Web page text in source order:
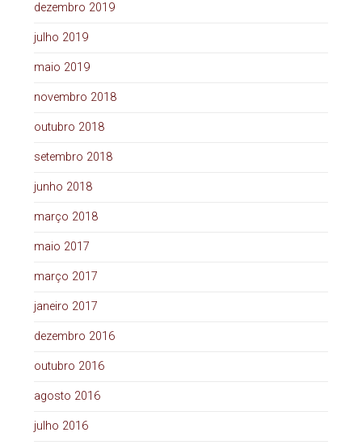
dezembro 2019
julho 2019
maio 2019
novembro 2018
outubro 2018
setembro 2018
junho 2018
março 2018
maio 2017
março 2017
janeiro 2017
dezembro 2016
outubro 2016
agosto 2016
julho 2016